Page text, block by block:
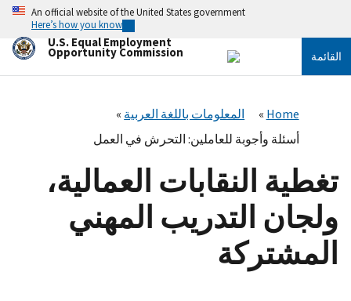
تجاوز
المحتوى
الرئيسي
An official website of the United States government
Here’s how you know
U.S. Equal Employment
Opportunity Commission القائمة
Home
المعلومات باللغة العربية
أسئلة وأجوبة للعاملين: التحرش في العمل
تغطية النقابات العمالية،
ولجان التدريب المهني
المشتركة